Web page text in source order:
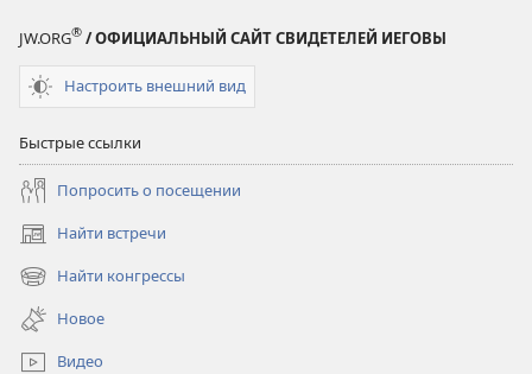
JW.ORG® / ОФИЦИАЛЬНЫЙ САЙТ СВИДЕТЕЛЕЙ ИЕГОВЫ
Настроить внешний вид
Быстрые ссылки
Попросить о посещении
Найти встречи
(открывается
в
новом
окне)
Найти конгрессы
(открывается
новом
окне)
Новое
Видео